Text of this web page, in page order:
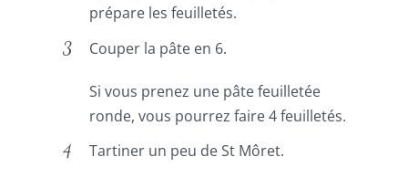
prépare les feuilletés.
Couper la pâte en 6.
Si vous prenez une pâte feuilletée
ronde, vous pourrez faire 4 feuilletés.
Tartiner un peu de St Môret.